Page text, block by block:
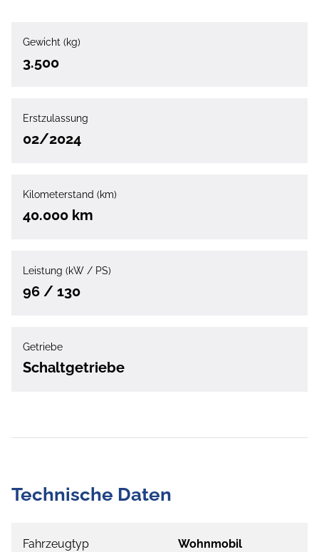
Gewicht (kg)
3.500
Erstzulassung
02/2024
Kilometerstand (km)
40.000 km
Leistung (kW / PS)
96 / 130
Getriebe
Schaltgetriebe
Technische Daten
Fahrzeugtyp Wohnmobil